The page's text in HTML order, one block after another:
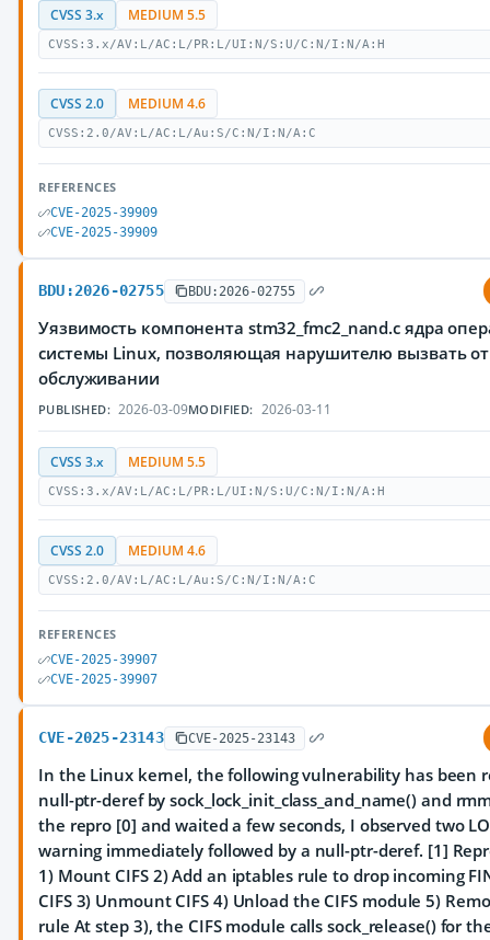
CVSS 3.x MEDIUM 5.5
CVSS:3.x/AV:L/AC:L/PR:L/UI:N/S:U/C:N/I:N/A:H
CVSS 2.0 MEDIUM 4.6
CVSS:2.0/AV:L/AC:L/Au:S/C:N/I:N/A:C
REFERENCES
CVE-2025-39909
CVE-2025-39909
BDU:2026-02755 BDU:2026-02755
Уязвимость компонента stm32_fmc2_nand.c ядра
системы Linux, позволяющая нарушителю вызвать
обслуживании
PUBLISHED: 2026-03-09MODIFIED: 2026-03-11
CVSS 3.x MEDIUM 5.5
CVSS:3.x/AV:L/AC:L/PR:L/UI:N/S:U/C:N/I:N/A:H
CVSS 2.0 MEDIUM 4.6
CVSS:2.0/AV:L/AC:L/Au:S/C:N/I:N/A:C
REFERENCES
CVE-2025-39907
CVE-2025-39907
CVE-2025-23143 CVE-2025-23143
In the Linux kernel, the following vulnerability has been
null-ptr-deref by sock_lock_init_class_and_name() and
the repro [0] and waited a few seconds, I observed two
warning immediately followed by a null-ptr-deref. [1]
1) Mount CIFS 2) Add an iptables rule to drop incoming
CIFS 3) Unmount CIFS 4) Unload the CIFS module 5)
rule At step 3), the CIFS module calls sock_release() for